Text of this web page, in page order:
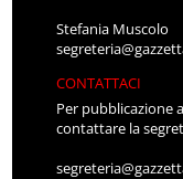
Stefania Muscolo
CONTATTACI
Per pubblicazione
contattare la